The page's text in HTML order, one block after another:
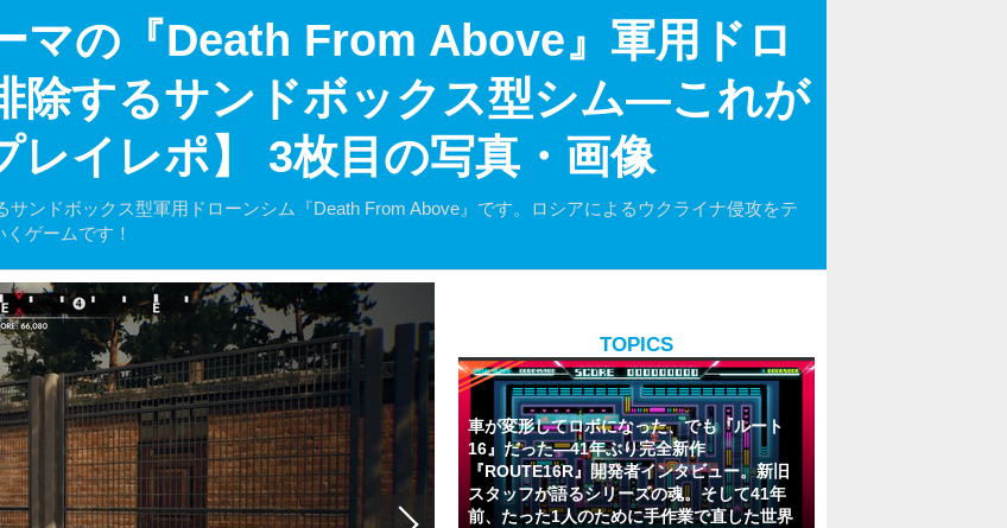
マの『Death From Above』軍用ドロ
除するサンドボックス型シム―これが
レイレポ】 3枚目の写真・画像
ンドボックス型軍用ドローンシム『Death From Above』です。ロシアによるウクライナ侵攻をテ
ゲームです！
TOPICS
車が変形してロボになった、でも『ルート
16』だった―41年ぶり完全新作
『ROUTE16R』開発者インタビュー。新旧
スタッフが語るシリーズの魂。そして41年
前、たった1人のために手作業で直した世界